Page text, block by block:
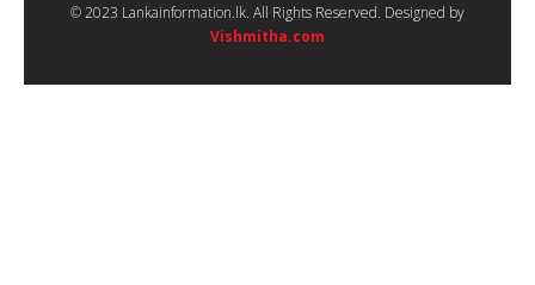
© 2023 Lankainformation.lk. All Rights Reserved. Designed by
Vishmitha.com